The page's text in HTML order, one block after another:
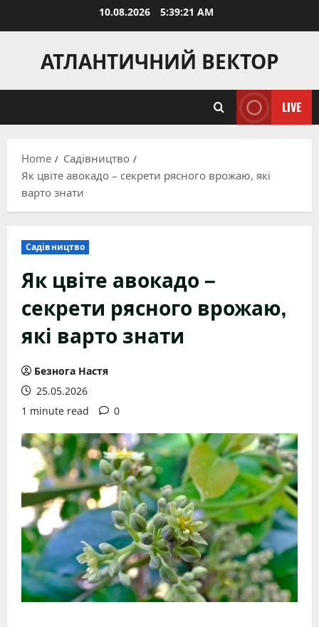
10.08.2026 5:39:23 AM
АТЛАНТИЧНИЙ ВЕКТОР
LIVE
Home
Садівництво
Як цвіте авокадо – секрети рясного врожаю, які
варто знати
Садівництво
Як цвіте авокадо –
секрети рясного врожаю,
які варто знати
Безнога Настя
25.05.2026
1 minute read
0